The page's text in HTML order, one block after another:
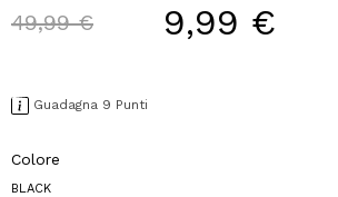
Price reduced from
49,99 €to 9,99 €
Guadagna 9 Punti
Colore
BLACK